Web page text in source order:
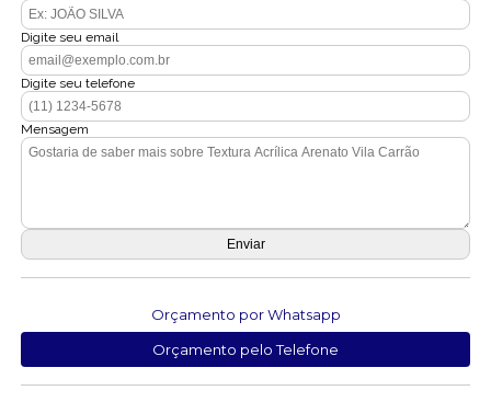
Digite seu email
Digite seu telefone
Mensagem
Orçamento por Whatsapp
Orçamento pelo Telefone